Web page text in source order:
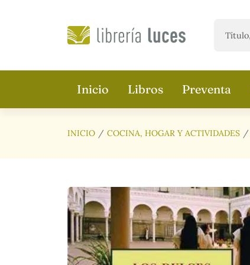
Inicio Libros Preventa
INICIO COCINA, HOGAR Y ACTIVIDADES